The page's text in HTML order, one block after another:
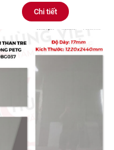
Chi tiết